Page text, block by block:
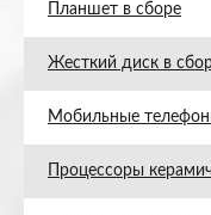
Планшет в сборе
Жесткий диск в
Мобильные
Процессоры